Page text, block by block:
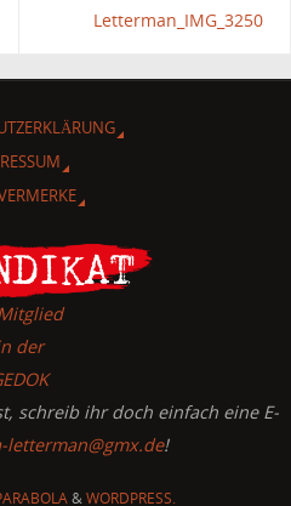
Letterman_IMG_3250
schreib ihr doch einfach eine E-
letterman@gmx.de!
&WORDPRESS.